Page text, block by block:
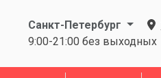
Санкт-Петербург
9:00-21:00 без выходных